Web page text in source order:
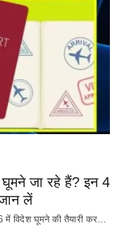
जा रहे हैं? इन 4
लें
विदेश घूमने की तैयारी कर…